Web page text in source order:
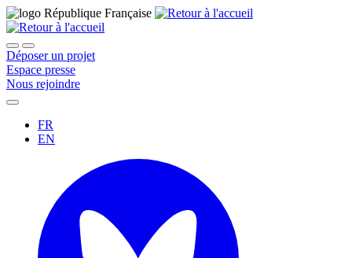
Déposer un projet
Espace presse
Nous rejoindre
FR
EN